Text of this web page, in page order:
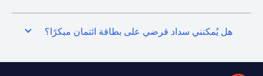
هل يُمكنني سداد قرضي على بطاقة ائتمان مبكرًا؟